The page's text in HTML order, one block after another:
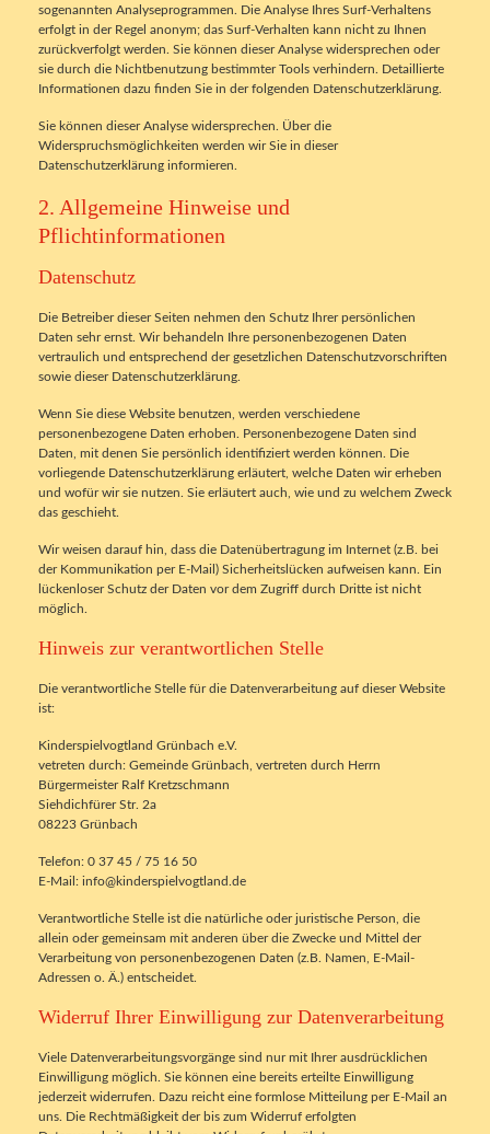
sogenannten Analyseprogrammen. Die Analyse Ihres Surf-Verhaltens
erfolgt in der Regel anonym; das Surf-Verhalten kann nicht zu Ihnen
zurückverfolgt werden. Sie können dieser Analyse widersprechen oder
sie durch die Nichtbenutzung bestimmter Tools verhindern. Detaillierte
Informationen dazu finden Sie in der folgenden Datenschutzerklärung.
Sie können dieser Analyse widersprechen. Über die
Widerspruchsmöglichkeiten werden wir Sie in dieser
Datenschutzerklärung informieren.
2. Allgemeine Hinweise und
Pflichtinformationen
Datenschutz
Die Betreiber dieser Seiten nehmen den Schutz Ihrer persönlichen
Daten sehr ernst. Wir behandeln Ihre personenbezogenen Daten
vertraulich und entsprechend der gesetzlichen Datenschutzvorschriften
sowie dieser Datenschutzerklärung.
Wenn Sie diese Website benutzen, werden verschiedene
personenbezogene Daten erhoben. Personenbezogene Daten sind
Daten, mit denen Sie persönlich identifiziert werden können. Die
vorliegende Datenschutzerklärung erläutert, welche Daten wir erheben
und wofür wir sie nutzen. Sie erläutert auch, wie und zu welchem Zweck
das geschieht.
Wir weisen darauf hin, dass die Datenübertragung im Internet (z.B. bei
der Kommunikation per E-Mail) Sicherheitslücken aufweisen kann. Ein
lückenloser Schutz der Daten vor dem Zugriff durch Dritte ist nicht
möglich.
Hinweis zur verantwortlichen Stelle
Die verantwortliche Stelle für die Datenverarbeitung auf dieser Website
ist:
Kinderspielvogtland Grünbach e.V.
vetreten durch: Gemeinde Grünbach, vertreten durch Herrn
Bürgermeister Ralf Kretzschmann
Siehdichfürer Str. 2a
08223 Grünbach
Telefon: 0 37 45 / 75 16 50
E-Mail: info@kinderspielvogtland.de
Verantwortliche Stelle ist die natürliche oder juristische Person, die
allein oder gemeinsam mit anderen über die Zwecke und Mittel der
Verarbeitung von personenbezogenen Daten (z.B. Namen, E-Mail-
Adressen o. Ä.) entscheidet.
Widerruf Ihrer Einwilligung zur Datenverarbeitung
Viele Datenverarbeitungsvorgänge sind nur mit Ihrer ausdrücklichen
Einwilligung möglich. Sie können eine bereits erteilte Einwilligung
jederzeit widerrufen. Dazu reicht eine formlose Mitteilung per E-Mail an
uns. Die Rechtmäßigkeit der bis zum Widerruf erfolgten